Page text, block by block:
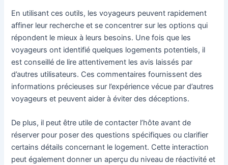
En utilisant ces outils, les voyageurs peuvent rapidement
affiner leur recherche et se concentrer sur les options qui
répondent le mieux à leurs besoins. Une fois que les
voyageurs ont identifié quelques logements potentiels, il
est conseillé de lire attentivement les avis laissés par
d’autres utilisateurs. Ces commentaires fournissent des
informations précieuses sur l’expérience vécue par d’autres
voyageurs et peuvent aider à éviter des déceptions.
De plus, il peut être utile de contacter l’hôte avant de
réserver pour poser des questions spécifiques ou clarifier
certains détails concernant le logement. Cette interaction
peut également donner un aperçu du niveau de réactivité et